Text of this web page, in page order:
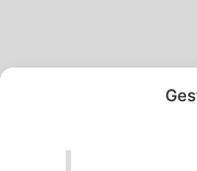
Tu